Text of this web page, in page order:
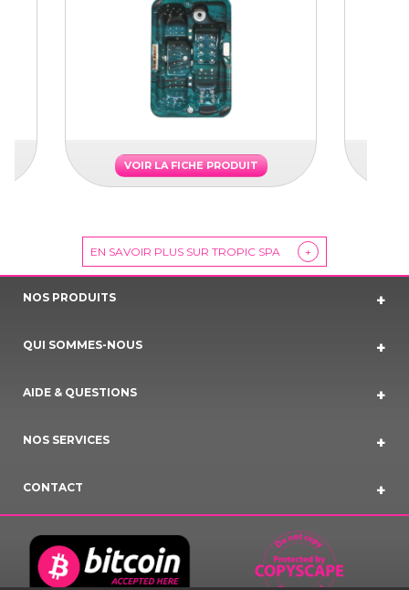
VOIR LA FICHE PRODUIT
EN SAVOIR PLUS SUR TROPIC SPA +
NOS PRODUITS
QUI SOMMES-NOUS
AIDE & QUESTIONS
NOS SERVICES
CONTACT